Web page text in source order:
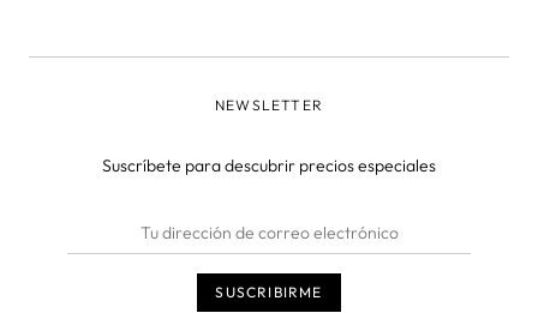
NEWSLETTER
Suscríbete para descubrir precios especiales